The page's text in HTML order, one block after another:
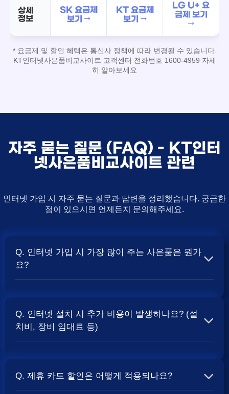
상세
정보
SK 요금제
보기 →
KT 요금제
보기 →
LG U+ 요
금제 보기
→
* 요금제 및 할인 혜택은 통신사 정책에 따라 변경될 수 있습니다.
KT인터넷사은품비교사이트 고객센터 전화번호 1600-4959 자세
히 알아보세요
자주 묻는 질문 (FAQ) - KT인터
넷사은품비교사이트 관련
인터넷 가입 시 자주 묻는 질문과 답변을 정리했습니다. 궁금한
점이 있으시면 언제든지 문의해주세요.
Q. 인터넷 가입 시 가장 많이 주는 사은품은 뭔가
요?
보통 500Mbps 또는 1Gbps 인터넷을 TV와 결합하여 가입
할 때 현금 사은품 및 상품권 혜택이 더 크게 지급되는 경향
Q. 인터넷 설치 시 추가 비용이 발생하나요? (설
치비, 장비 임대료 등)
청구되는 경우가 많습니다. 다만, 인터넷 상품 및 프로모션
Q. 제휴 카드 할인은 어떻게 적용되나요?